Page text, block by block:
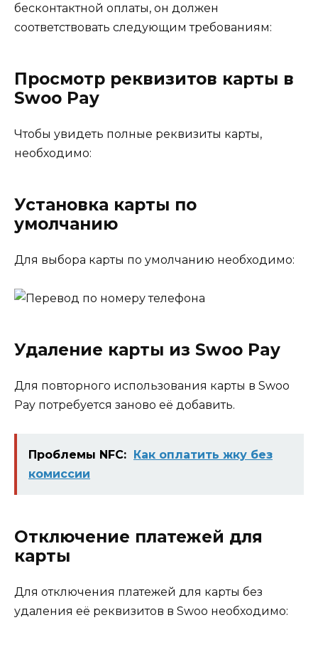
бесконтактной оплаты, он должен
соответствовать следующим требованиям:
Просмотр реквизитов карты в
Swoo Pay
Чтобы увидеть полные реквизиты карты,
необходимо:
Установка карты по
умолчанию
Для выбора карты по умолчанию необходимо:
Удаление карты из Swoo Pay
Для повторного использования карты в Swoo
Pay потребуется заново её добавить.
Проблемы NFC:
Как оплатить жку без
комиссии
Отключение платежей для
карты
Для отключения платежей для карты без
удаления её реквизитов в Swoo необходимо: